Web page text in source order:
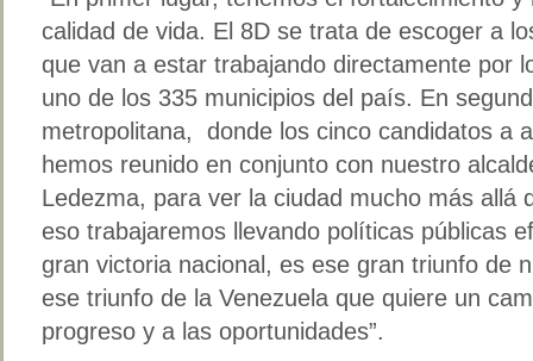
calidad de vida. El 8D se trata de escoger a
que van a estar trabajando directamente por
uno de los 335 municipios del país. En
metropolitana, donde los cinco candidatos a
hemos reunido en conjunto con nuestro
Ledezma, para ver la ciudad mucho más allá
eso trabajaremos llevando políticas públicas
gran victoria nacional, es ese gran triunfo de
ese triunfo de la Venezuela que quiere un
progreso y a las oportunidades”.